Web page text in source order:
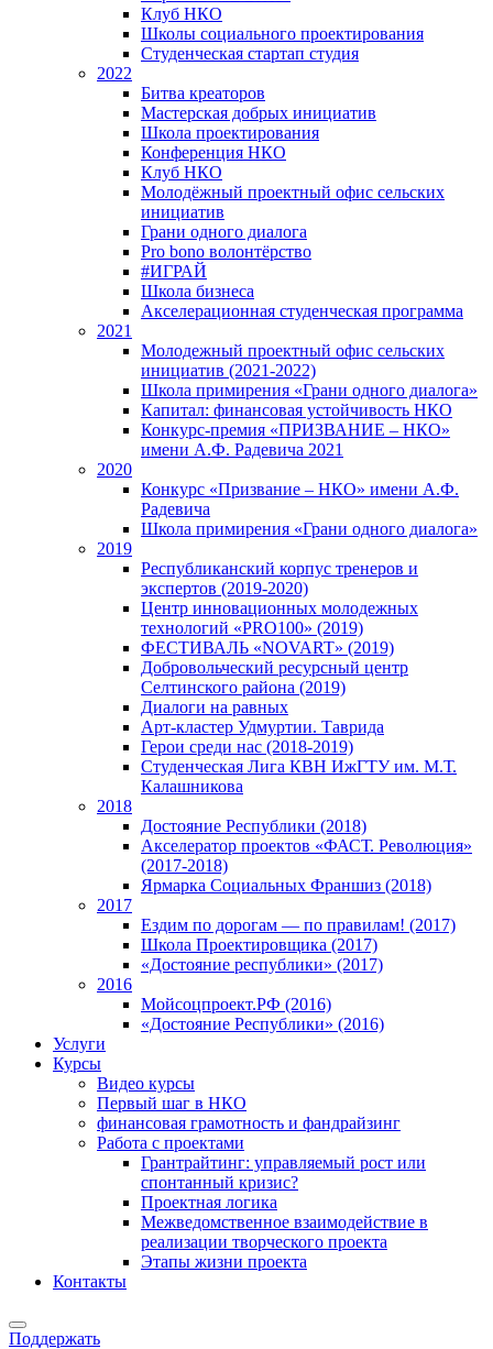
Клуб НКО
Школы социального проектирования
Студенческая стартап студия
2022
Битва креаторов
Мастерская добрых инициатив
Школа проектирования
Конференция НКО
Клуб НКО
Молодёжный проектный офис сельских
инициатив
Грани одного диалога
Pro bono волонтёрство
#ИГРАЙ
Школа бизнеса
Акселерационная студенческая программа
2021
Молодежный проектный офис сельских
инициатив (2021-2022)
Школа примирения «Грани одного диалога»
Капитал: финансовая устойчивость НКО
Конкурс-премия «ПРИЗВАНИЕ – НКО»
имени А.Ф. Радевича 2021
2020
Конкурс «Призвание – НКО» имени А.Ф.
Радевича
Школа примирения «Грани одного диалога»
2019
Республиканский корпус тренеров и
экспертов (2019-2020)
Центр инновационных молодежных
технологий «PRO100» (2019)
ФЕСТИВАЛЬ «NOVART» (2019)
Добровольческий ресурсный центр
Селтинского района (2019)
Диалоги на равных
Арт-кластер Удмуртии. Таврида
Герои среди нас (2018-2019)
Студенческая Лига КВН ИжГТУ им. М.Т.
Калашникова
2018
Достояние Республики (2018)
Акселератор проектов «ФАСТ. Революция»
(2017-2018)
Ярмарка Социальных Франшиз (2018)
2017
Ездим по дорогам — по правилам! (2017)
Школа Проектировщика (2017)
«Достояние республики» (2017)
2016
Мойсоцпроект.РФ (2016)
«Достояние Республики» (2016)
Услуги
Курсы
Видео курсы
Первый шаг в НКО
финансовая грамотность и фандрайзинг
Работа с проектами
Грантрайтинг: управляемый рост или
спонтанный кризис?
Проектная логика
Межведомственное взаимодействие в
реализации творческого проекта
Этапы жизни проекта
Контакты
Поддержать